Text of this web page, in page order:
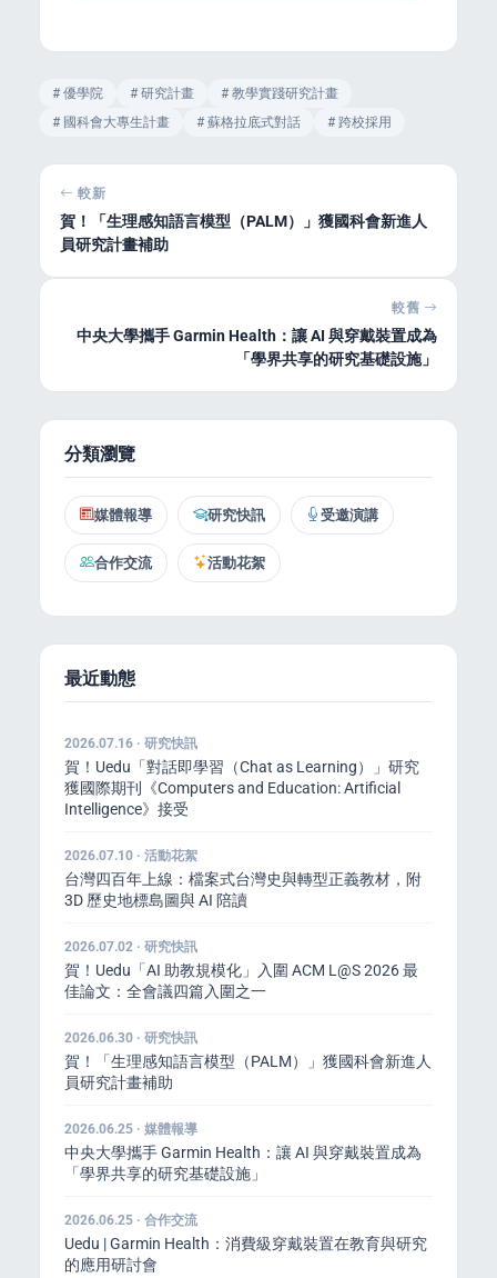
# 優學院 # 研究計畫
# 教學實踐研究計畫
# 國科會大專生計畫
# 蘇格拉底式對話 # 跨校採用
較新
賀！「生理感知語言模型（PALM）」獲國科會新進人
員研究計畫補助
較舊
中央大學攜手 Garmin Health：讓 AI 與穿戴裝置成為
「學界共享的研究基礎設施」
分類瀏覽
媒體報導 研究快訊 受邀演講
合作交流 活動花絮
最近動態
2026.07.16 · 研究快訊
賀！Uedu「對話即學習（Chat as Learning）」研究
獲國際期刊《Computers and Education: Artificial
Intelligence》接受
2026.07.10 · 活動花絮
台灣四百年上線：檔案式台灣史與轉型正義教材，附
3D 歷史地標島圖與 AI 陪讀
2026.07.02 · 研究快訊
賀！Uedu「AI 助教規模化」入圍 ACM L@S 2026 最
佳論文：全會議四篇入圍之一
2026.06.30 · 研究快訊
賀！「生理感知語言模型（PALM）」獲國科會新進人
員研究計畫補助
2026.06.25 · 媒體報導
中央大學攜手 Garmin Health：讓 AI 與穿戴裝置成為
「學界共享的研究基礎設施」
2026.06.25 · 合作交流
Uedu | Garmin Health：消費級穿戴裝置在教育與研究
的應用研討會